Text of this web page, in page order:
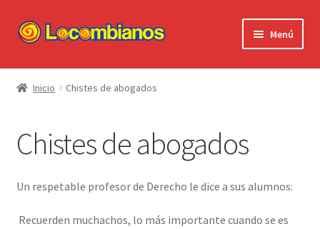
Ir
a
navegación
Ir
al
Menú
Locombianos
El Chuzo
Camisetas
Stickers
Inicio Chistes de abogados
Chistes de abogados
Un respetable profesor de Derecho le dice a sus alumnos:
Recuerden muchachos, lo más importante cuando se es